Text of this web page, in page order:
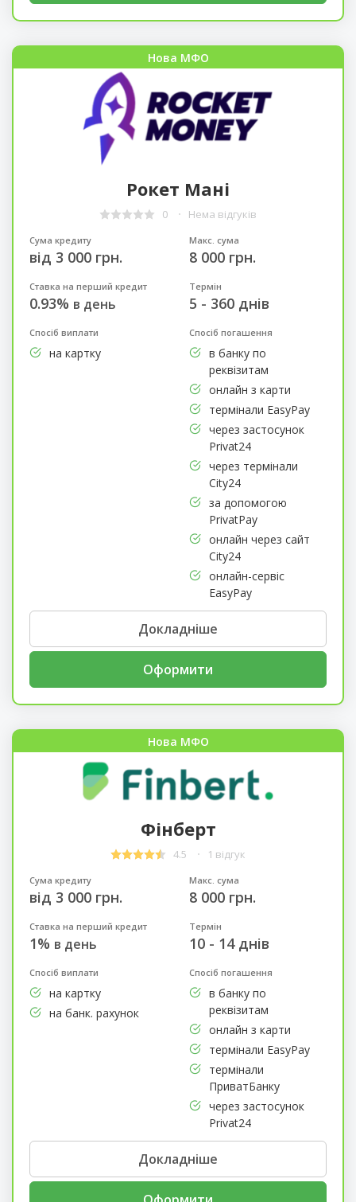
Нова МФО
Рокет Мані
0 Нема відгуків
Сума кредиту
від 3 000 грн.
Макс. сума
8 000 грн.
Ставка на перший кредит
0.93% в день
Термін
5 - 360 днів
Спосіб виплати
на картку
Спосіб погашення
в банку по
реквізитам
онлайн з карти
термінали EasyPay
через застосунок
Privat24
через термінали
City24
за допомогою
PrivatPay
онлайн через сайт
City24
онлайн-сервіс
EasyPay
Докладніше
Оформити
Нова МФО
Фінберт
4.5 1 відгук
Сума кредиту
від 3 000 грн.
Макс. сума
8 000 грн.
Ставка на перший кредит
1% в день
Термін
10 - 14 днів
Спосіб виплати
на картку
на банк. рахунок
Спосіб погашення
в банку по
реквізитам
онлайн з карти
термінали EasyPay
термінали
ПриватБанку
через застосунок
Privat24
Докладніше